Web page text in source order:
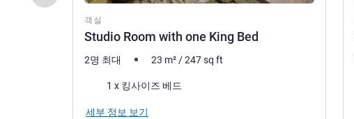
객실
Studio Room with one King Bed
2명 최대 23 m² /247sq ft
1 x 킹사이즈 베드
세부 정보 보기